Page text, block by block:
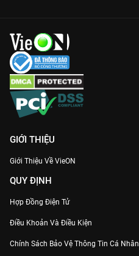
GIỚI THIỆU
Giới Thiệu Về VieON
QUY ĐỊNH
Hợp Đồng Điện Tử
Điều Khoản Và Điều Kiện
Chính Sách Bảo Vệ Thông Tin Cá Nhân